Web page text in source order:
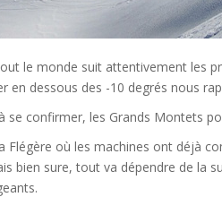
le monde suit attentivement les
en dessous des -10 degrés nous
se confirmer, les Grands Montets
Flégère où les machines ont déjà
bien sure, tout va dépendre de la